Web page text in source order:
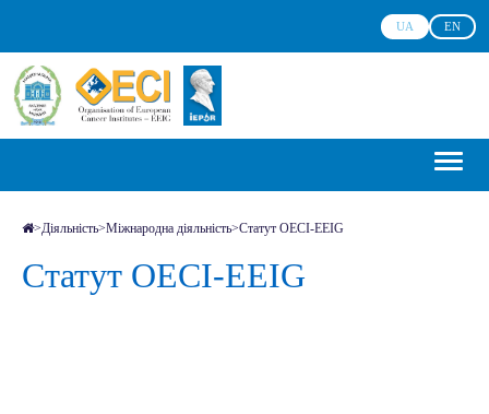
UA EN
>Діяльність>Міжнародна діяльність>Статут OECI-EEIG
Статут OECI-EEIG